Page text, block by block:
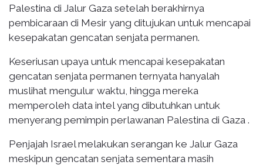
Palestina di Jalur Gaza setelah berakhirnya
pembicaraan di Mesir yang ditujukan untuk mencapai
kesepakatan gencatan senjata permanen.
Keseriusan upaya untuk mencapai kesepakatan
gencatan senjata permanen ternyata hanyalah
muslihat mengulur waktu, hingga mereka
memperoleh data intel yang dibutuhkan untuk
menyerang pemimpin perlawanan Palestina di Gaza .
Penjajah Israel melakukan serangan ke Jalur Gaza
meskipun gencatan senjata sementara masih